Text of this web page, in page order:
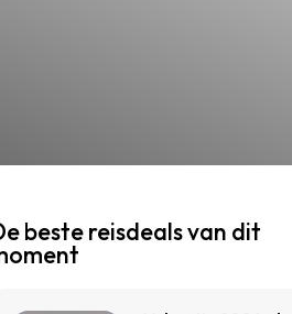
beste reisdeals van dit